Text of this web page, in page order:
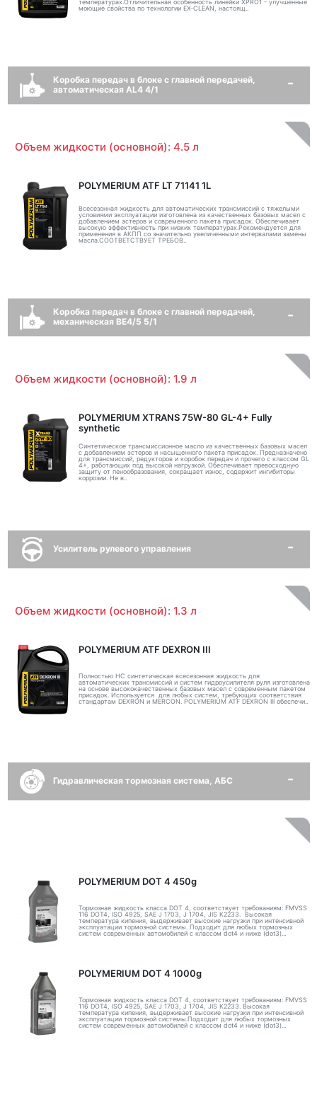
температурах.Отличительная особенность линейки XPRO1 - улучшенные
моющие свойства по технологии EX-CLEAN, настоящ..
Коробка передач в блоке с главной передачей,
автоматическая AL4 4/1
Объем жидкости (основной): 4.5 л
POLYMERIUM ATF LT 71141 1L
Всесезонная жидкость для автоматических трансмиссий с тяжелыми
условиями эксплуатации изготовлена из качественных базовых масел с
добавлением эстеров и современного пакета присадок. Обеспечивает
высокую эффективность при низких температурах.Рекомендуется для
применения в АКПП со значительно увеличенными интервалами замены
масла.СООТВЕТСТВУЕТ ТРЕБОВ..
Коробка передач в блоке с главной передачей,
механическая BE4/5 5/1
Объем жидкости (основной): 1.9 л
POLYMERIUM XTRANS 75W-80 GL-4+ Fully
synthetic
Синтетическое трансмиссионное масло из качественных базовых масел
с добавлением эстеров и насыщенного пакета присадок. Предназначено
для трансмиссий, редукторов и коробок передач и прочего с классом GL
4+, работающих под высокой нагрузкой. Обеспечивает превосходную
защиту от пенообразования, сокращает износ, содержит ингибиторы
коррозии. Не в..
Усилитель рулевого управления
Объем жидкости (основной): 1.3 л
POLYMERIUM ATF DEXRON III
Полностью НС синтетическая всесезонная жидкость для
автоматических трансмиссий и систем гидроусилителя руля изготовлена
на основе высококачественных базовых масел с современным пакетом
присадок. Используется для любых систем, требующих соответствия
стандартам DEXRON и MERCON. POLYMERIUM ATF DEXRON III обеспечи..
Гидравлическая тормозная система, АБС
POLYMERIUM DOT 4 450g
Тормозная жидкость класса DOT 4, соответствует требованиям: FMVSS
116 DOT4, ISO 4925, SAE J 1703, J 1704, JIS K2233. Высокая
температура кипения, выдерживает высокие нагрузки при интенсивной
эксплуатации тормозной системы. Подходит для любых тормозных
систем современных автомобилей с классом dot4 и ниже (dot3)...
POLYMERIUM DOT 4 1000g
Тормозная жидкость класса DOT 4, соответствует требованиям: FMVSS
116 DOT4, ISO 4925, SAE J 1703, J 1704, JIS K2233. Высокая
температура кипения, выдерживает высокие нагрузки при интенсивной
эксплуатации тормозной системы.Подходит для любых тормозных
систем современных автомобилей с классом dot4 и ниже (dot3)...